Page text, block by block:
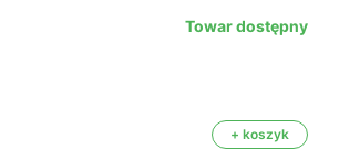
Towar dostępny
+ koszyk